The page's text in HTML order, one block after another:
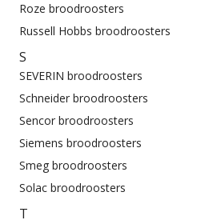
Roze broodroosters
Russell Hobbs broodroosters
S
SEVERIN broodroosters
Schneider broodroosters
Sencor broodroosters
Siemens broodroosters
Smeg broodroosters
Solac broodroosters
T